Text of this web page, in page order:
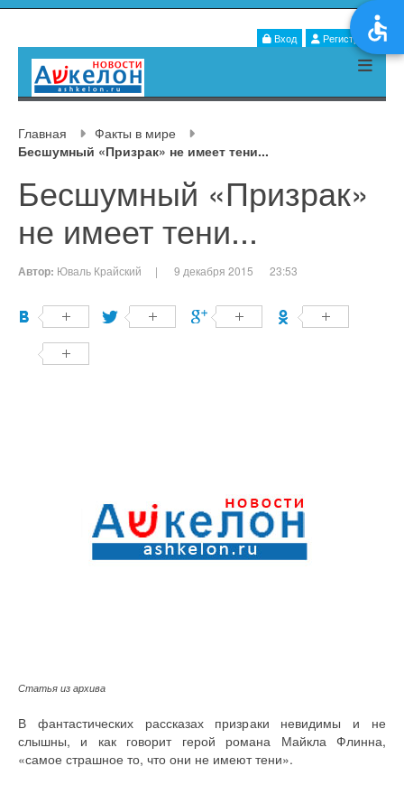
Вход Регистрация
Главная
Факты в мире
Бесшумный «Призрак» не имеет тени...
Бесшумный «Призрак»
не имеет тени...
Автор: Юваль Крайский | 9 декабря 2015 23:53
Статья из архива
В фантастических рассказах призраки невидимы и не
слышны, и как говорит герой романа Майкла Флинна,
«самое страшное то, что они не имеют тени».